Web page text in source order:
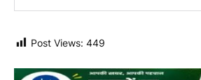
Post Views: 449